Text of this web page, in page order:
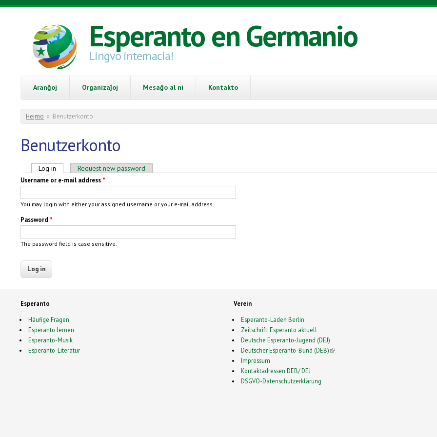
Skip to main content
Esperanto en Germanio
Lingvo internacia!
Aranĝoj Organizaĵoj Mesaĝo al ni Kontakto
You are here
Hejmo » Benutzerkonto
Benutzerkonto
Primary tabs
Log in (active tab)Request new password
Username or e-mail address *
You may login with either your assigned username or your e-mail address.
Password *
The password field is case sensitive.
Esperanto
Häufige Fragen
Esperanto lernen
Esperanto-Musik
Esperanto-Literatur
Verein
Esperanto-Laden Berlin
Zeitschrift: Esperanto aktuell
Deutsche Esperanto-Jugend (DEJ)
Deutscher Esperanto-Bund (DEB)(link is external)
Impressum
Kontaktadressen DEB/ DEJ
DSGVO-Datenschutzerklärung